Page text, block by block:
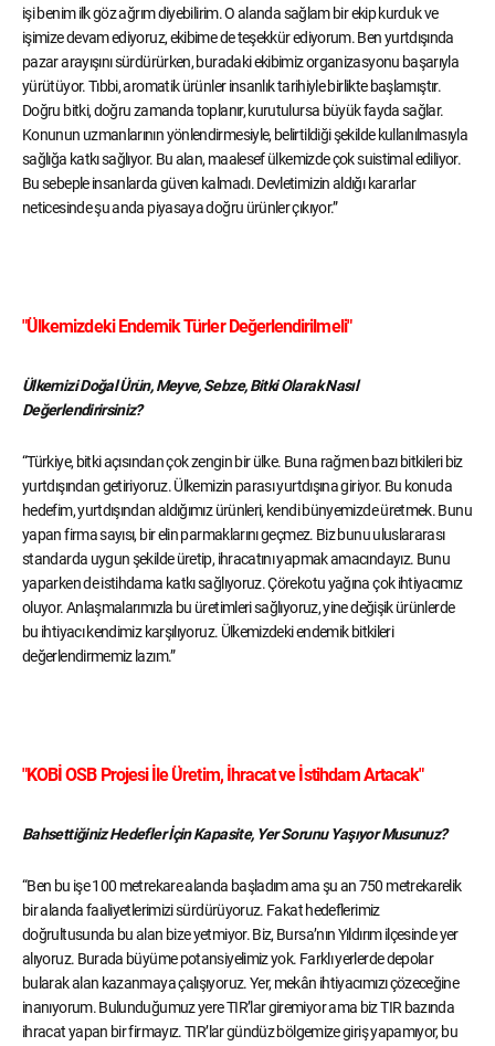
işi benim ilk göz ağrım diyebilirim. O alanda sağlam bir ekip kurduk ve
işimize devam ediyoruz, ekibime de teşekkür ediyorum. Ben yurtdışında
pazar arayışını sürdürürken, buradaki ekibimiz organizasyonu başarıyla
yürütüyor. Tıbbi, aromatik ürünler insanlık tarihiyle birlikte başlamıştır.
Doğru bitki, doğru zamanda toplanır, kurutulursa büyük fayda sağlar.
Konunun uzmanlarının yönlendirmesiyle, belirtildiği şekilde kullanılmasıyla
sağlığa katkı sağlıyor. Bu alan, maalesef ülkemizde çok suistimal ediliyor.
Bu sebeple insanlarda güven kalmadı. Devletimizin aldığı kararlar
neticesinde şu anda piyasaya doğru ürünler çıkıyor.”
"Ülkemizdeki Endemik Türler Değerlendirilmeli"
Ülkemizi Doğal Ürün, Meyve, Sebze, Bitki Olarak Nasıl
Değerlendirirsiniz?
“Türkiye, bitki açısından çok zengin bir ülke. Buna rağmen bazı bitkileri biz
yurtdışından getiriyoruz. Ülkemizin parası yurtdışına giriyor. Bu konuda
hedefim, yurtdışından aldığımız ürünleri, kendi bünyemizde üretmek. Bunu
yapan firma sayısı, bir elin parmaklarını geçmez. Biz bunu uluslararası
standarda uygun şekilde üretip, ihracatını yapmak amacındayız. Bunu
yaparken de istihdama katkı sağlıyoruz. Çörekotu yağına çok ihtiyacımız
oluyor. Anlaşmalarımızla bu üretimleri sağlıyoruz, yine değişik ürünlerde
bu ihtiyacı kendimiz karşılıyoruz. Ülkemizdeki endemik bitkileri
değerlendirmemiz lazım.”
"KOBİ OSB Projesi İle Üretim, İhracat ve İstihdam Artacak"
Bahsettiğiniz Hedefler İçin Kapasite, Yer Sorunu Yaşıyor Musunuz?
“Ben bu işe 100 metrekare alanda başladım ama şu an 750 metrekarelik
bir alanda faaliyetlerimizi sürdürüyoruz. Fakat hedeflerimiz
doğrultusunda bu alan bize yetmiyor. Biz, Bursa’nın Yıldırım ilçesinde yer
alıyoruz. Burada büyüme potansiyelimiz yok. Farklı yerlerde depolar
bularak alan kazanmaya çalışıyoruz. Yer, mekân ihtiyacımızı çözeceğine
inanıyorum. Bulunduğumuz yere TIR’lar giremiyor ama biz TIR bazında
ihracat yapan bir firmayız. TIR’lar gündüz bölgemize giriş yapamıyor, bu